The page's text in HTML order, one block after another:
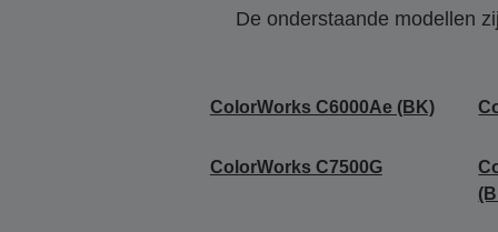
De onderstaande modellen
ColorWorks C6000Ae (BK)
ColorWorks C7500G